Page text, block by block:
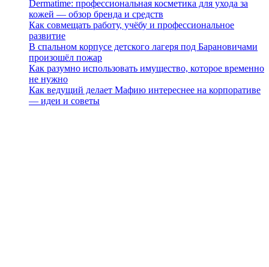
Dermatime: профессиональная косметика для ухода за
кожей — обзор бренда и средств
Как совмещать работу, учёбу и профессиональное
развитие
В спальном корпусе детского лагеря под Барановичами
произошёл пожар
Как разумно использовать имущество, которое временно
не нужно
Как ведущий делает Мафию интереснее на корпоративе
— идеи и советы